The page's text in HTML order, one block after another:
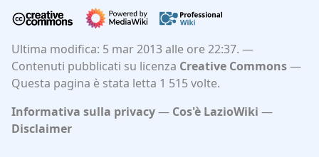
Ultima modifica: 5 mar 2013 alle ore 22:37.
Contenuti pubblicati su licenza Creative Commons
Questa pagina è stata letta 1 515 volte.
Informativa sulla privacy
Cos'è LazioWiki
Disclaimer